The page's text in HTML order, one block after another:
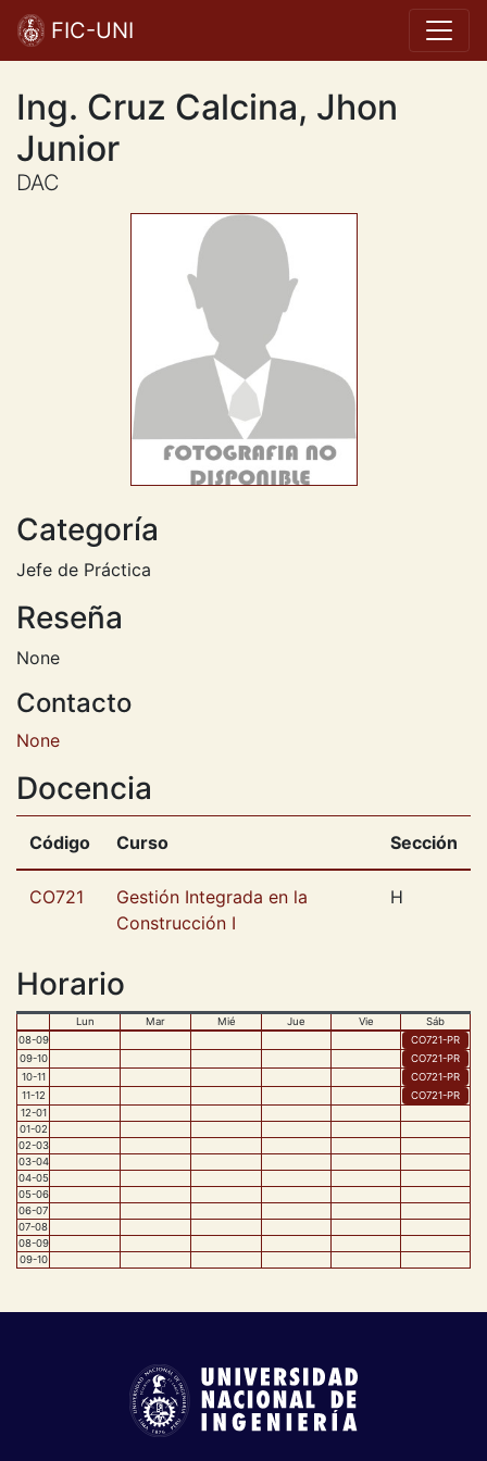
FIC-UNI
Ing. Cruz Calcina, Jhon
Junior
DAC
Categoría
Jefe de Práctica
Reseña
None
Contacto
None
Docencia
Código Curso Sección
CO721
Gestión Integrada en la
Construcción I
H
Horario
Lun Mar Mié Jue Vie
Sáb
08-09 CO721-PR
09-10 CO721-PR
10-11 CO721-PR
11-12 CO721-PR
12-01
01-02
02-03
03-04
04-05
05-06
06-07
07-08
08-09
09-10